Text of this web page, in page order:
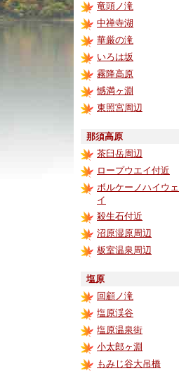
竜頭ノ滝
中禅寺湖
華厳の滝
いろは坂
霧降高原
憾満ヶ淵
東照宮周辺
那須高原
茶臼岳周辺
ロープウエイ付近
ボルケーノハイウェ
イ
殺生石付近
沼原湿原周辺
板室温泉周辺
塩原
回顧ノ滝
塩原渓谷
塩原温泉街
小太郎ヶ淵
もみじ谷大吊橋